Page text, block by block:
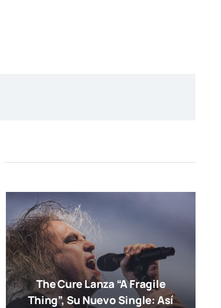
The Cure Lanza “A Fragile
Thing”, Su Nuevo Single: Así